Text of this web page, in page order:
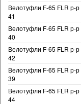
Велотуфли F-65 FLR р-р
41
Велотуфли F-65 FLR р-р
40
Велотуфли F-65 FLR р-р
42
Велотуфли F-65 FLR р-р
39
Велотуфли F-65 FLR р-р
44